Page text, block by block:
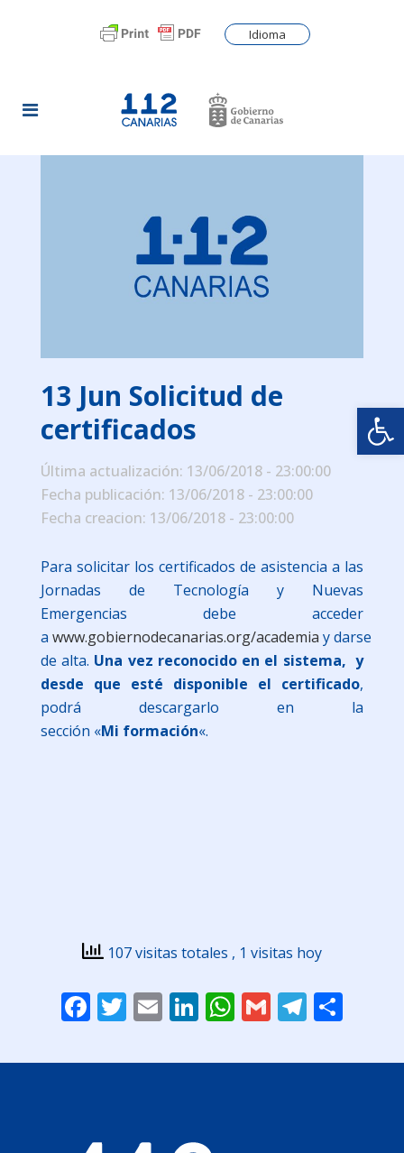
Idioma
13 Jun Solicitud de
certificados
Última actualización: 13/06/2018 - 23:00:00
Fecha publicación: 13/06/2018 - 23:00:00
Fecha creacion: 13/06/2018 - 23:00:00
Para solicitar los certificados de asistencia a las
Jornadas de Tecnología y Nuevas
Emergencias debe acceder
a www.gobiernodecanarias.org/academia y darse
de alta. Una vez reconocido en el sistema, y
desde que esté disponible el certificado,
podrá descargarlo en la
sección «Mi formación«.
107 visitas totales , 1 visitas hoy
Facebook
Twitter
EmailLinkedIn
WhatsApp
Gmail